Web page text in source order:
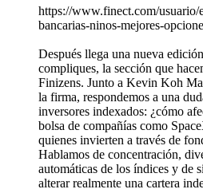
https://www.finect.com/usuario/
bancarias-ninos-mejores-
Después llega una nueva
compliques, la sección que
Finizens. Junto a Kevin Koh
la firma, respondemos a una
inversores indexados: ¿cómo
bolsa de compañías como
quienes invierten a través de
Hablamos de concentración,
automáticas de los índices y de
alterar realmente una cartera